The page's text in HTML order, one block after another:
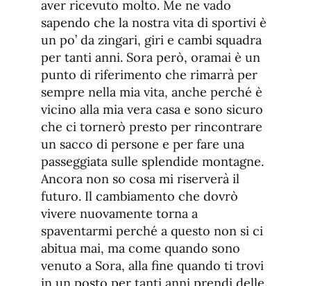
aver ricevuto molto. Me ne vado
sapendo che la nostra vita di sportivi è
un po’ da zingari, giri e cambi squadra
per tanti anni. Sora però, oramai è un
punto di riferimento che rimarrà per
sempre nella mia vita, anche perché è
vicino alla mia vera casa e sono sicuro
che ci tornerò presto per rincontrare
un sacco di persone e per fare una
passeggiata sulle splendide montagne.
Ancora non so cosa mi riserverà il
futuro. Il cambiamento che dovrò
vivere nuovamente torna a
spaventarmi perché a questo non si ci
abitua mai, ma come quando sono
venuto a Sora, alla fine quando ti trovi